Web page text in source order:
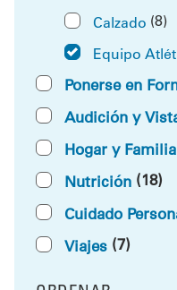
Calzado (8)
Equipo
Ponerse en
Audición y
Hogar y Familia
Nutrición (18)
Cuidado
Viajes (7)